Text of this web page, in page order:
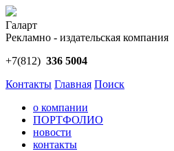
Галарт
Рекламно - издательская компания
+7(812) 336 5004
Контакты Главная Поиск
о компании
ПОРТФОЛИО
новости
контакты